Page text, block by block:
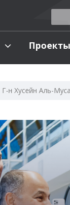
Проекты
Г-н Хусейн Аль-